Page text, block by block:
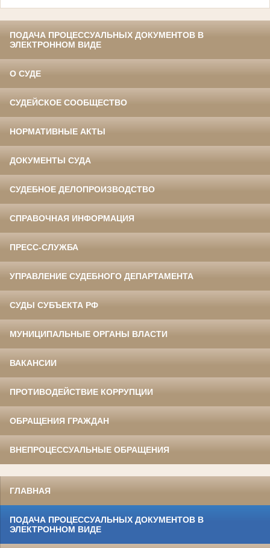
ПОДАЧА ПРОЦЕССУАЛЬНЫХ ДОКУМЕНТОВ В
ЭЛЕКТРОННОМ ВИДЕ
О СУДЕ
СУДЕЙСКОЕ СООБЩЕСТВО
НОРМАТИВНЫЕ АКТЫ
ДОКУМЕНТЫ СУДА
СУДЕБНОЕ ДЕЛОПРОИЗВОДСТВО
СПРАВОЧНАЯ ИНФОРМАЦИЯ
ПРЕСС-СЛУЖБА
УПРАВЛЕНИЕ СУДЕБНОГО ДЕПАРТАМЕНТА
СУДЫ СУБЪЕКТА РФ
МУНИЦИПАЛЬНЫЕ ОРГАНЫ ВЛАСТИ
ВАКАНСИИ
ПРОТИВОДЕЙСТВИЕ КОРРУПЦИИ
ОБРАЩЕНИЯ ГРАЖДАН
ВНЕПРОЦЕССУАЛЬНЫЕ ОБРАЩЕНИЯ
ГЛАВНАЯ
ПОДАЧА ПРОЦЕССУАЛЬНЫХ ДОКУМЕНТОВ В
ЭЛЕКТРОННОМ ВИДЕ